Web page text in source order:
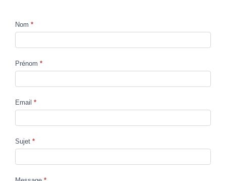
Contact
Us
Nom *
Prénom *
Email *
Sujet *